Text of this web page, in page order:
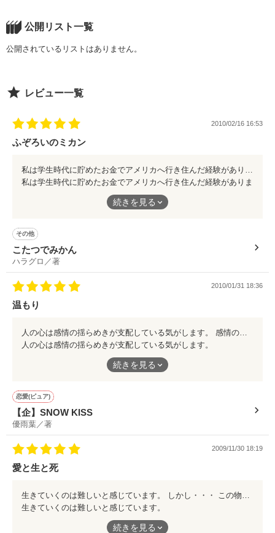
ば、ご意見を正々堂々と感想ノートにご記入ください。（匿名
でかまいません）
書き続けていきます。
（私とよく似た経過の電話で搬送を断られた方の裁判が始まり
いよ。何度も悲劇を繰り返さないでください）
（家内の死後も次々と幼稚なミスで搬送事故が発生していま
す。誰がどう責任を持っているのかはっきりと示してくださ
心より安らかなれ
香川県M市救急隊は反省し原因究明をして今後透析患者の搬送
組織防衛で搬送事故を隠ぺいするのは住民の社会不安になりま
す。
私に圧力や脅しをかけるよりも行うべきは正しい言動と行動で
す。
香川県庁K管理課も医師が搬送問題ありとして搬送改善を提案
それを具体的に公表しない事実は隠ぺいをしないといけない理
由があるのか。
M市救急隊並びにK管理課の方は私が執筆する事実を伝えてあ
書きください。
今回の経験により救急組織は全国的に同様の事実がある可能性
（私の場合とよく似た事案が発生し電話対応で救急搬送を断ら
れた方の裁判が始まりました。救急組織や公的機関は、もうい
い加減に悲劇を繰り返すのを止めてください）
彼女の名前はマシュ・・
子狸のような子猫でした。
享年一歳四ヶ月の短い生涯だったのです。
に残り、悲しくて苦しくて、涙が止まらない日々を過ごしてい
ますが・・
年が過ぎたのをきっかけに、思い切ってマシュの実話を伝記と
して書きました。
彼女が昇ってまもなく五年です。
昨年は家内が救急搬送事故で亡くなり今は一人暮らしです
が・・・
マシュと過ごせた時間は宝石のようです。
皆様から頂戴した温かい言葉に感謝しております。
公開リスト一覧
公開されているリストはありません。
レビュー一覧
2010/02/16 16:53
ふぞろいのミカン
私は学生時代に貯めたお金でアメリカへ行き住んだ経験があります。 三十年ほど前の古い体験ですが・・・ できるだけ長く住みたかったので自炊がほとんどでスーパーへ買い物に行きましたが、そこに並んでいる果物や野菜は全てふぞろいで山のように積まれていました。 そのかわり安かったのです。 日本のように形が揃っているかわりに値が高い品ではありませんが、初めて見た瞬間、私には積まれている果物や野菜が嬉しそうに輝いている気がしました。 形が悪くても捨てられないで食べてもらえると喜んでいたのかも知れません。 全ての生き物には個性があります。 形も内面もです。 見た目に良いものだけが本当にいいものだとは限りません。 この作品からその個性の良さを教わりました。 ほんとうにいいもの・・・ そして心を・・・ ありがとうございました。
私は学生時代に貯めたお金でアメリカへ行き住んだ経験がありま
三十年ほど前の古い体験ですが・・・
できるだけ長く住みたかったので自炊がほとんどでスーパーへ買
い物に行きましたが、そこに並んでいる果物や野菜は全てふぞろ
いで山のように積まれていました。
そのかわり安かったのです。
日本のように形が揃っているかわりに値が高い品ではありません
が、初めて見た瞬間、私には積まれている果物や野菜が嬉しそう
形が悪くても捨てられないで食べてもらえると喜んでいたのかも
形も内面もです。
見た目に良いものだけが本当にいいものだとは限りません。
この作品からその個性の良さを教わりました。
そして心を・・・
続きを見る
その他
こたつでみかん
ハラグロ／著
2010/01/31 18:36
温もり
人の心は感情の揺らめきが支配している気がします。 感情の揺らめきは時として不安に向かうかもしれませんが・・・ 可能ならば、この作品のように幸せが手を広げて待っていてくれることを望んでおります。 人と人、心の温かさを実感できる作品でした。 できるなら私もあの幸せを運べる店員さんになりたいです。
人の心は感情の揺らめきが支配している気がします。
感情の揺らめきは時として不安に向かうかもしれませんが・・・
可能ならば、この作品のように幸せが手を広げて待っていてくれ
ることを望んでおります。
人と人、心の温かさを実感できる作品でした。
できるなら私もあの幸せを運べる店員さんになりたいです。
続きを見る
恋愛(ピュア)
【企】SNOW KISS
優雨葉／著
2009/11/30 18:19
愛と生と死
生きていくのは難しいと感じています。
続きを見る